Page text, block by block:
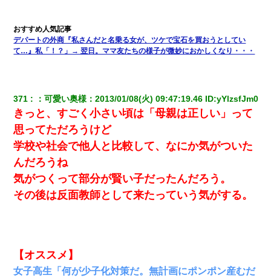
デパートの外商『私さんだと名乗る女が、ツケで宝石を買おうとしてい
て…』私「！？」→ 翌日。ママ友たちの様子が微妙におかしくなり・・・
371 ：可愛い奥様 ：2013/01/08(火) 09:47:19.46 ID:yYlzsfJm0
きっと、すごく小さい頃は「母親は正しい」って
思ってただろうけど
学校や社会で他人と比較して、なにか気がついた
んだろうね
気がつくって部分が賢い子だったんだろう。
その後は反面教師として来たっていう気がする。
【オススメ】
女子高生「何が少子化対策だ。無計画にポンポン産むだ